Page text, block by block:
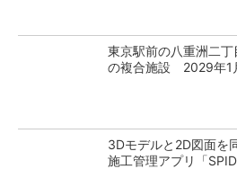
東京駅前の八重洲二
の複合施設 2029年1
3Dモデルと2D図面を
施工管理アプリ「